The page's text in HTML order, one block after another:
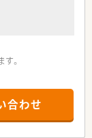
。
注業務、委員会活
合わせ